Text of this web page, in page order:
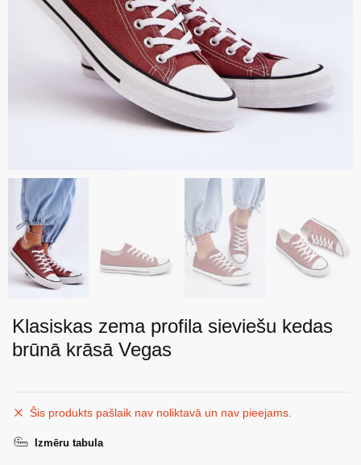
Klasiskas zema profila sieviešu kedas
brūnā krāsā Vegas
Šis produkts pašlaik nav noliktavā un nav pieejams.
Izmēru tabula